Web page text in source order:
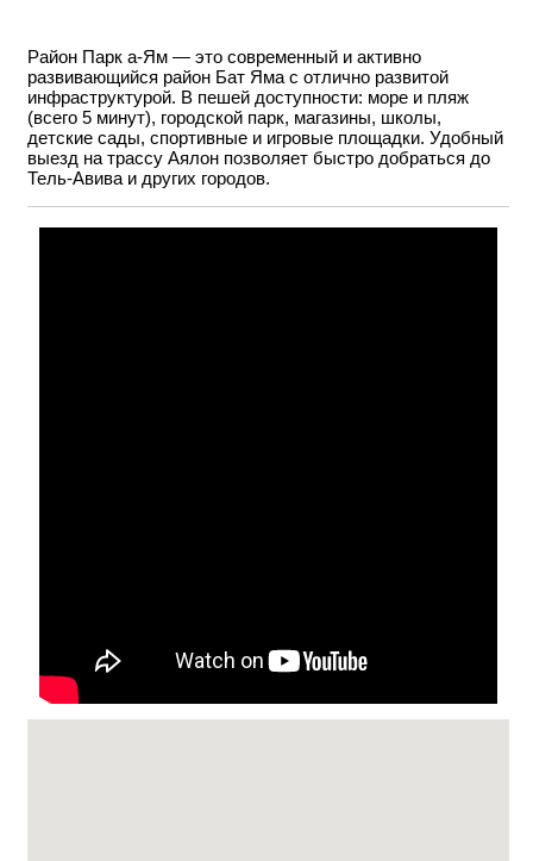
Район Парк а-Ям — это современный и активно
развивающийся район Бат Яма с отлично развитой
инфраструктурой. В пешей доступности: море и пляж
(всего 5 минут), городской парк, магазины, школы,
детские сады, спортивные и игровые площадки. Удобный
выезд на трассу Аялон позволяет быстро добраться до
Тель-Авива и других городов.